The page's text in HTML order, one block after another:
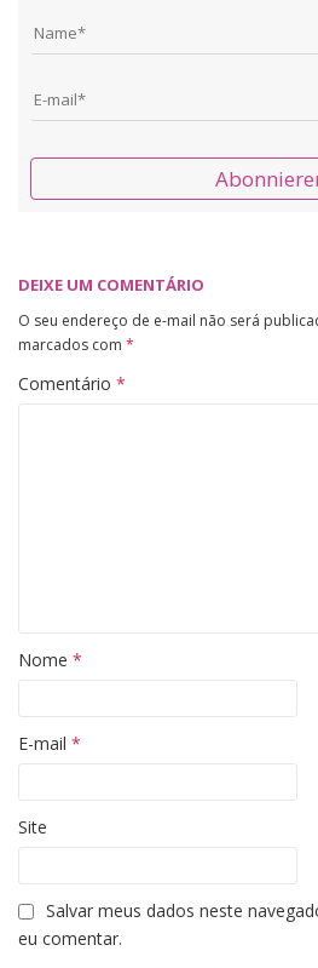
DEIXE UM COMENTÁRIO
O seu endereço de e-mail não será
marcados com *
Comentário *
Nome *
E-mail *
Site
Salvar meus dados neste
eu comentar.